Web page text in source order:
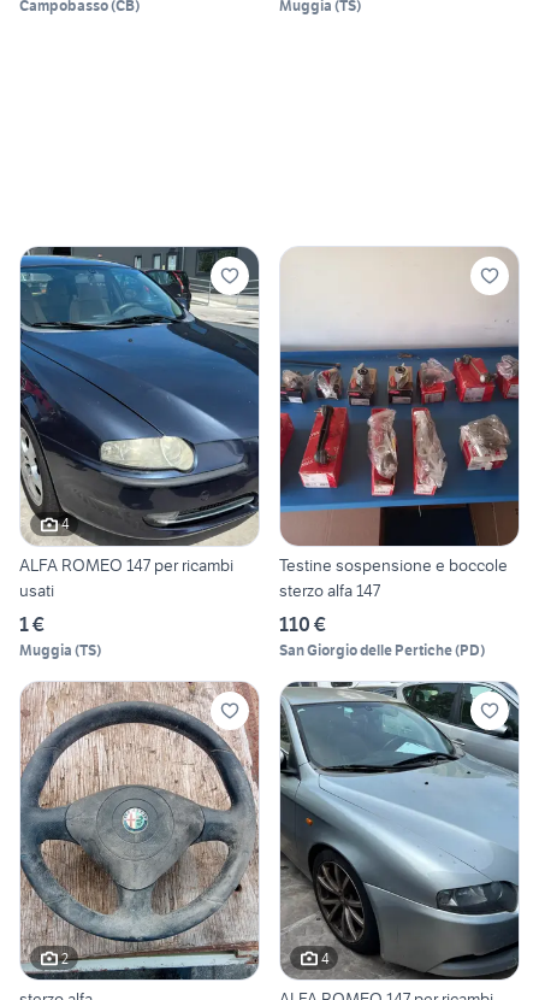
Campobasso(CB) Muggia (TS)
4
ALFA ROMEO 147 per ricambi
usati
1 €
Muggia (TS)
Testine sospensione e boccole
sterzo alfa 147
110 €
San Giorgio delle Pertiche(PD)
2 4